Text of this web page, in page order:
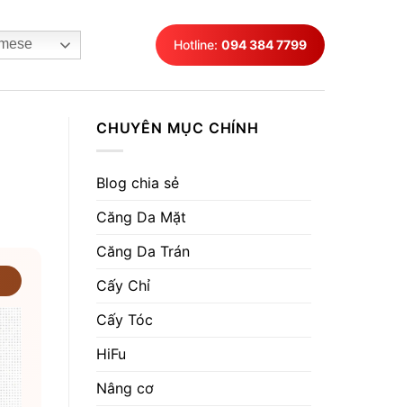
Hotline: 094 384 7799
CHUYÊN MỤC CHÍNH
Blog chia sẻ
Căng Da Mặt
Căng Da Trán
Cấy Chỉ
Cấy Tóc
HiFu
Nâng cơ